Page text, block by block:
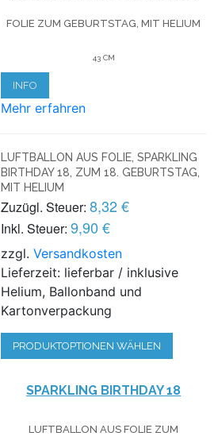
FOLIE ZUM GEBURTSTAG , MIT HELIUM
43 CM
INFO
Mehr erfahren
LUFTBALLON AUS FOLIE, SPARKLING
BIRTHDAY 18, ZUM 18. GEBURTSTAG,
MIT HELIUM
Zuzügl. Steuer: 8,32 €
Inkl. Steuer: 9,90 €
zzgl.Versandkosten
Lieferzeit: lieferbar / inklusive
Helium, Ballonband und
Kartonverpackung
PRODUKTOPTIONEN WÄHLEN
SPARKLING BIRTHDAY 18
LUFTBALLON AUS FOLIE ZUM